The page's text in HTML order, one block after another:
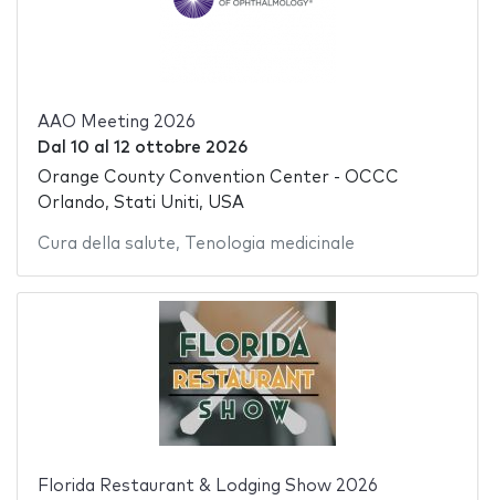
AAO Meeting 2026
Dal 10 al 12 ottobre 2026
Orange County Convention Center - OCCC
Orlando, Stati Uniti, USA
Cura della salute, Tenologia medicinale
Florida Restaurant & Lodging Show 2026